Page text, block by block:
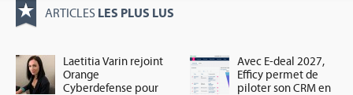
ARTICLES LES PLUS LUS
Laetitia Varin rejoint
Orange
Cyberdefense pour
Avec E-deal 2027,
Efficy permet de
piloter son CRM en